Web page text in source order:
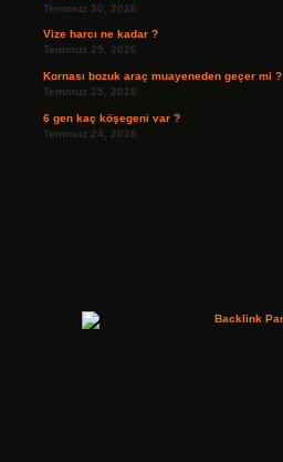
Temmuz 30, 2026
Vize harcı ne kadar ?
Temmuz 29, 2026
Kornası bozuk araç muayeneden geçer mi ?
Temmuz 25, 2026
6 gen kaç köşegeni var ?
Temmuz 24, 2026